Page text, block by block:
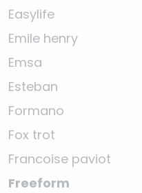
Easylife
Emile henry
Emsa
Esteban
Formano
Fox trot
Francoise paviot
Freeform